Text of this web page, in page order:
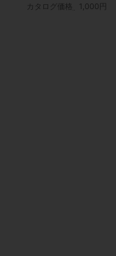
カタログ価格
1,000円